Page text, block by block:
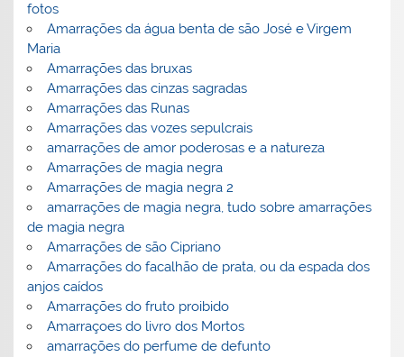
fotos
Amarrações da água benta de são José e Virgem
Maria
Amarrações das bruxas
Amarrações das cinzas sagradas
Amarrações das Runas
Amarrações das vozes sepulcrais
amarrações de amor poderosas e a natureza
Amarrações de magia negra
Amarrações de magia negra 2
amarrações de magia negra, tudo sobre amarrações
de magia negra
Amarrações de são Cipriano
Amarrações do facalhão de prata, ou da espada dos
anjos caídos
Amarrações do fruto proibido
Amarraçoes do livro dos Mortos
amarrações do perfume de defunto